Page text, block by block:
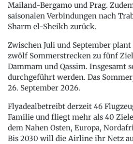
Mailand-Bergamo und Prag.
saisonalen Verbindungen nach
Sharm el-Sheikh zurück.
Zwischen Juli und September
zwölf Sommerstrecken zu fünf
Dammam und Qassim. Insgesamt
durchgeführt werden. Das
26. September 2026.
Flyadealbetreibt derzeit 46
Familie und fliegt mehr als 40
dem Nahen Osten, Europa,
Bis 2030 will die Airline ihr Netz